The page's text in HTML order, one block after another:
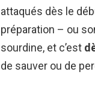
attaqués dès le
préparation – ou
sourdine, et c’est
de sauver ou de